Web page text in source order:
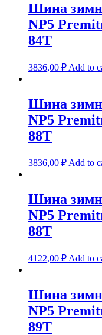
Шина
NP5
84T
3836,00 ₽ Add to
Шина
NP5
88T
3836,00 ₽ Add to
Шина
NP5
88T
4122,00 ₽ Add to
Шина
NP5
89T